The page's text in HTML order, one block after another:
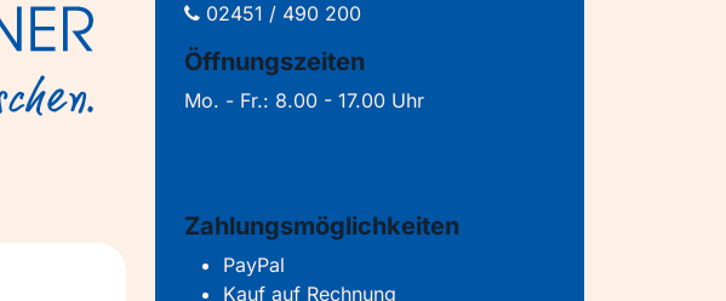
02451 / 490 200
Öffnungszeiten
Mo. - Fr.: 8.00 - 17.00 Uhr
Zahlungsmöglichkeiten
PayPal
Kauf auf Rechnung